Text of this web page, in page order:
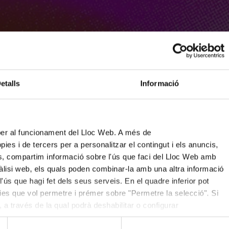
Informació
al funcionament del Lloc Web. A més de
i de tercers per a personalitzar el contingut i els anuncis,
informació sobre l'ús que faci del Lloc Web amb
web, els quals poden combinar-la amb una altra informació
que hagi fet dels seus serveis. En el quadre inferior pot
que vol permetre i prémer sobre "Permetre la selecció". Si
, a través de la qual podrà deshabilitar o configurar